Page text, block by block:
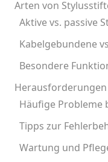
Arten von
Aktive vs. passive
Kabelgebundene
Besondere
Häufige Probleme
Tipps zur
Wartung und